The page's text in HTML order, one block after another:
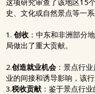
这项研究审查了该地区15
史、文化或自然景点等一
1. 创收 ：中东和非洲部分
局做出了重大贡献。
2.创造就业机会 ：景点行
业的间接和诱导影响，该
3.税收贡献 ：鉴于景点行